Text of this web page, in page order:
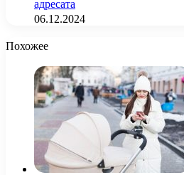
адресата
06.12.2024
Похожее